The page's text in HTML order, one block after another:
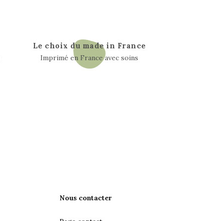
Le choix du made in France
Imprimé en France avec soins
Nous contacter